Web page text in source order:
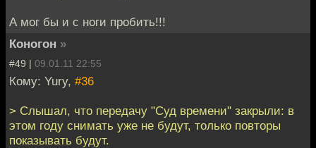
А мог бы и с ноги пробить!!!
Коногон »
#49 | 09.01.11 22:55
Кому: Yury, #36
> Слышал, что передачу "Суд времени" закрыли: в
этом году снимать уже не будут, только повторы
показывать будут.